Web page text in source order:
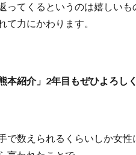
ってくるというのは嬉しい
て力にかわります。
本紹介」2年目もぜひよろし
で数えられるくらいしか女